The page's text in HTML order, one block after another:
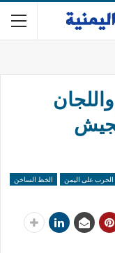
الجيش
الحرب على اليمن الخط الساخن